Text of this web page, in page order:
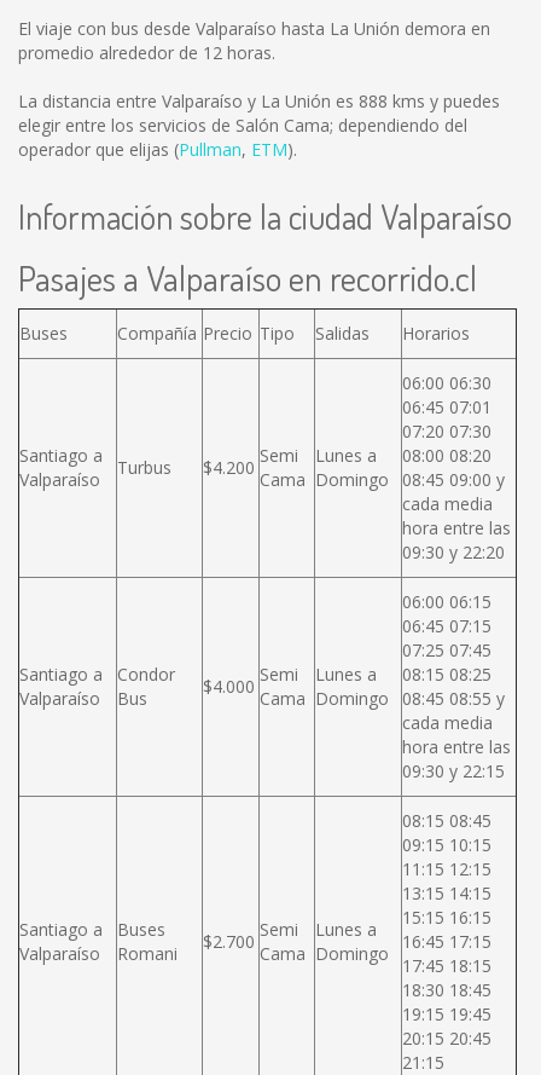
El viaje con bus desde Valparaíso hasta La Unión demora en
promedio alrededor de 12 horas.
La distancia entre Valparaíso y La Unión es 888 kms y puedes
elegir entre los servicios de Salón Cama; dependiendo del
operador que elijas (Pullman, ETM).
Información sobre la ciudad Valparaíso
Pasajes a Valparaíso en recorrido.cl
Buses Compañía Precio Tipo Salidas Horarios
Santiago a
Valparaíso
Turbus $4.200
Semi
Cama
Lunes a
Domingo
06:00 06:30
06:45 07:01
07:20 07:30
08:00 08:20
08:45 09:00 y
cada media
hora entre las
09:30 y 22:20
Santiago a
Valparaíso
Condor
Bus
$4.000
Semi
Cama
Lunes a
Domingo
06:00 06:15
06:45 07:15
07:25 07:45
08:15 08:25
08:45 08:55 y
cada media
hora entre las
09:30 y 22:15
Santiago a
Valparaíso
Buses
Romani
$2.700
Semi
Cama
Lunes a
Domingo
08:15 08:45
09:15 10:15
11:15 12:15
13:15 14:15
15:15 16:15
16:45 17:15
17:45 18:15
18:30 18:45
19:15 19:45
20:15 20:45
21:15